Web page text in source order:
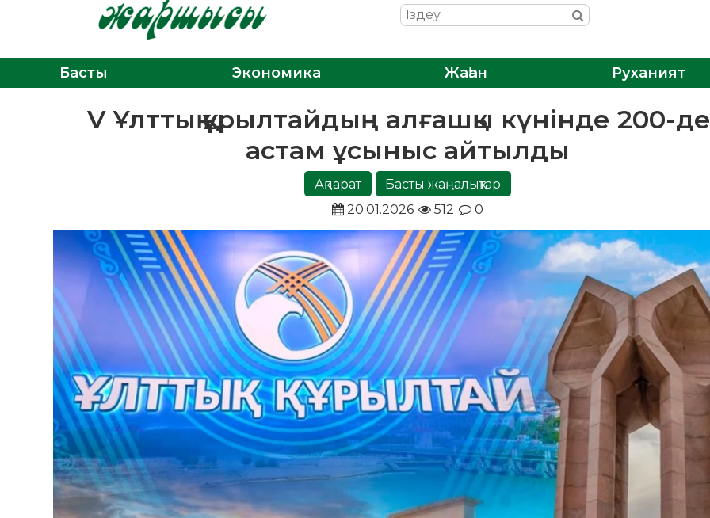
Басты Экономика Жаһан Руханият
V Ұлттық құрылтайдың алғашқы күнінде 200-
астам ұсыныс айтылды
Ақпарат
Басты жаңалықтар
20.01.2026
512 0